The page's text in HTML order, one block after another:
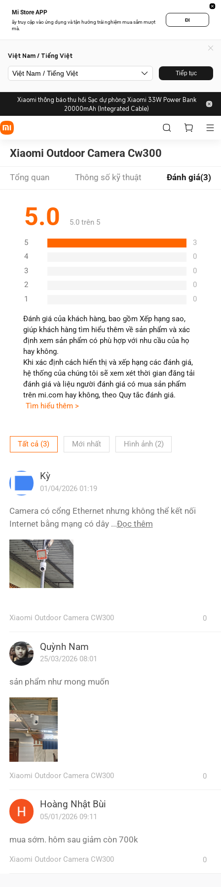
Mi Store APP
ãy truy cập vào ứng dụng và tận hưởng trải nghiệm mua sắm mượt
mà.
ĐI
Việt Nam / Tiếng Việt
Việt Nam / Tiếng Việt Tiếp tục
Xiaomi thông báo thu hồi Sạc dự phòng Xiaomi 33W Power Bank
20000mAh (Integrated Cable)
Xiaomi Outdoor Camera Cw300
Tổng quan Thông số kỹ thuật Đánh giá(3)
5.0 5.0 trên 5
5
3
4
0
3
0
2
0
1
0
Đánh giá của khách hàng, bao gồm Xếp hạng sao,
giúp khách hàng tìm hiểu thêm về sản phẩm và xác
định xem sản phẩm có phù hợp với nhu cầu của họ
hay không.
Khi xác định cách hiển thị và xếp hạng các đánh giá,
hệ thống của chúng tôi sẽ xem xét thời gian đăng tải
đánh giá và liệu người đánh giá có mua sản phẩm
trên mi.com hay không, theo Quy tắc đánh giá.
Tìm hiểu thêm >
Tất cả (3) Mới nhất Hình ảnh(2)
Kỳ
01/04/2026 01:19
Camera có cổng Ethernet nhưng không thể kết nối
Internet bằng mạng có dây ...Đọc thêm
Xiaomi Outdoor Camera CW300 0
Quỳnh Nam
25/03/2026 08:01
sản phẩm như mong muốn
Xiaomi Outdoor Camera CW300 0
Hoàng Nhật Bùi
05/01/2026 09:11
mua sớm. hôm sau giảm còn 700k
Xiaomi Outdoor Camera CW300 0